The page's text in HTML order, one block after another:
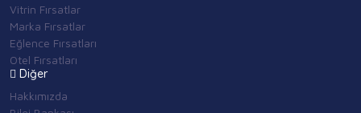
Vitrin Fırsatlar
Marka Fırsatlar
Eğlence Fırsatları
Otel Fırsatları
Diğer
Hakkımızda